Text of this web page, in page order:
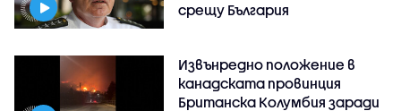
срещу България
Извънредно положение в
канадската провинция
Британска Колумбия заради